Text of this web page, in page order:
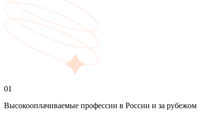
01
Высокооплачиваемые профессии в России и за рубежом